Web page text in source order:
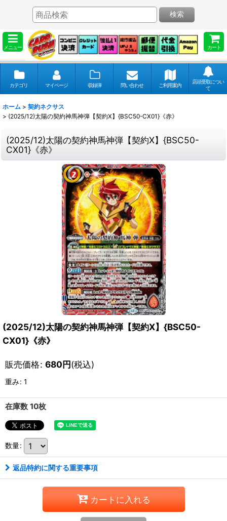
メニュー カート
検索
カテゴリ マイページ 収録弾 問い合わせ ご利用案内
店頭受取につい
て
ホーム > 契約ネクサス
> (2025/12)太陽の契約神馬神弾【契約X】{BSC50-CX01}《赤》
(2025/12)太陽の契約神馬神弾【契約X】{BSC50-
CX01}《赤》
(2025/12)太陽の契約神馬神弾【契約X】{BSC50-
CX01}《赤》
販売価格: 680円(税込)
重み: 1
在庫数 10枚
数量:
返品特約に関する重要事項
カートに入れる